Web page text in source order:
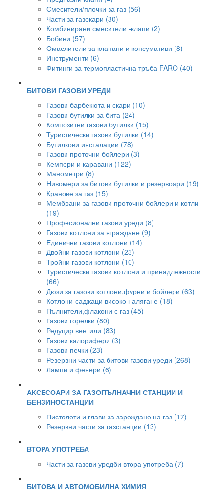
Смесители/плочки за газ (56)
Части за газокари (30)
Комбинирани смесители -клапи (2)
Бобини (57)
Омаслители за клапани и консумативи (8)
Инструменти (6)
Фитинги за термопластична тръба FARO (40)
БИТОВИ ГАЗОВИ УРЕДИ
Газови барбекюта и скари (10)
Газови бутилки за бита (24)
Композитни газови бутилки (15)
Туристически газови бутилки (14)
Бутилкови инсталации (78)
Газови проточни бойлери (3)
Кемпери и каравани (122)
Манометри (8)
Нивомери за битови бутилки и резервоари (19)
Кранове за газ (15)
Мембрани за газови проточни бойлери и котли
(19)
Професионални газови уреди (8)
Газови котлони за вграждане (9)
Единични газови котлони (14)
Двойни газови котлони (23)
Тройни газови котлони (10)
Туристически газови котлони и принадлежности
(66)
Дюзи за газови котлони,фурни и бойлери (63)
Котлони-саджаци високо налягане (18)
Пълнители,флакони с газ (45)
Газови горелки (80)
Редуцир вентили (83)
Газови калорифери (3)
Газови печки (23)
Резервни части за битови газови уреди (268)
Лампи и фенери (6)
АКСЕСОАРИ ЗА ГАЗОПЪЛНАЧНИ СТАНЦИИ И
БЕНЗИНОСТАНЦИИ
Пистолети и глави за зареждане на газ (17)
Резервни части за газстанции (13)
ВТОРА УПОТРЕБА
Части за газови уредби втора употреба (7)
БИТОВА И АВТОМОБИЛНА ХИМИЯ